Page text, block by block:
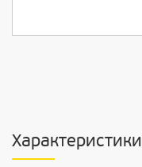
Характеристики